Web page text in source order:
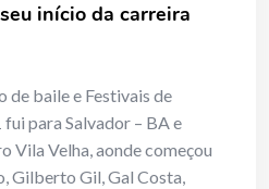
início da carreira
de baile e Festivais de
para Salvador – BA e
Vila Velha, aonde começou
Gilberto Gil, Gal Costa,